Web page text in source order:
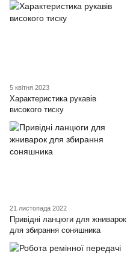
5 квітня 2023
Характеристика рукавів
високого тиску
21 листопада 2022
Привідні ланцюги для жниварок
для збирання соняшника